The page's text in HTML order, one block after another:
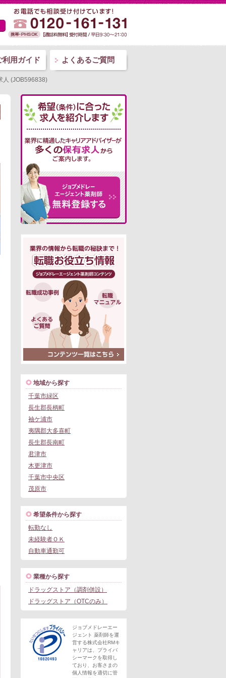
利用ガイド よくあるご質問
人 (JOB596838)
地域から探す
千葉市緑区
長生郡長柄町
袖ケ浦市
夷隅郡大多喜町
長生郡長南町
君津市
木更津市
千葉市中央区
茂原市
希望条件から探す
転勤なし
未経験者ＯＫ
自動車通勤可
業種から探す
ドラッグストア（調剤併設）
ドラッグストア（OTCのみ）
ジョブメドレーエー
ジェント 薬剤師を運
営する株式会社RMキ
ャリアは、プライバ
シーマークを取得し
ており、お客さまの
個人情報を適切に管